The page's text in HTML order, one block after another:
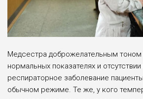
Медсестра доброжелательным тоном
нормальных показателях и
респираторное заболевание
обычном режиме. Те же, у кого